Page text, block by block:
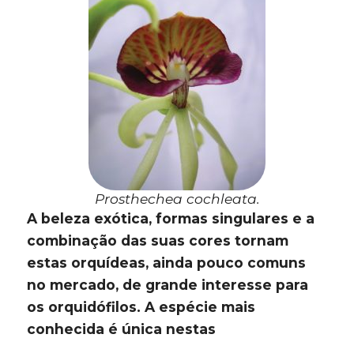
Prosthechea cochleata.
A beleza exótica, formas singulares e a
combinação das suas cores tornam
estas orquídeas, ainda pouco comuns
no mercado, de grande interesse para
os orquidófilos. A espécie mais
conhecida é única nestas